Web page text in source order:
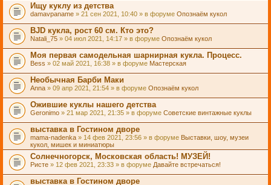
Ищу куклу из детства
damavpaname » 21 сен 2021, 10:40 » в форуме Опознаём кукол
BJD кукла, рост 60 см. Кто это?
Natali_75 » 04 июл 2021, 14:17 » в форуме Опознаём кукол
Моя первая самодельная шарнирная кукла. Процесс.
Bess » 02 май 2021, 16:38 » в форуме Мастерская
Необычная Барби Маки
Anna » 09 апр 2021, 21:54 » в форуме Опознаём кукол
Ожившие куклы нашего детства
Geronimo » 21 мар 2021, 21:35 » в форуме Советские винтажные куклы
выставка в Гостином дворе
mama-nadenka » 14 фев 2021, 23:56 » в форуме Выставки, шоу, музеи
кукол, мишек и миниатюры
Солнечногорск, Московская область! МУЗЕЙ!
Ристе » 12 фев 2021, 23:33 » в форуме Давайте встречаться!
выставка в Гостином дворе